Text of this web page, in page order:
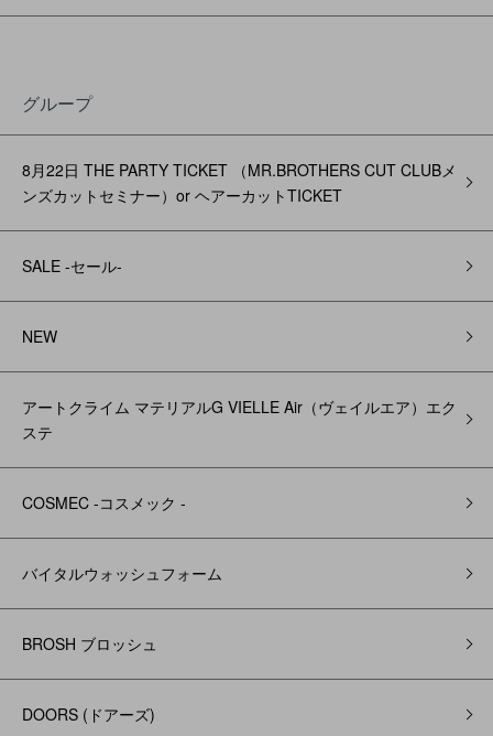
グループ
8月22日 THE PARTY TICKET （MR.BROTHERS CUT CLUBメ
ンズカットセミナー）or ヘアーカットTICKET
SALE -セール-
NEW
アートクライム マテリアルG VIELLE Air（ヴェイルエア）エク
ステ
COSMEC -コスメック -
バイタルウォッシュフォーム
BROSH ブロッシュ
DOORS (ドアーズ)